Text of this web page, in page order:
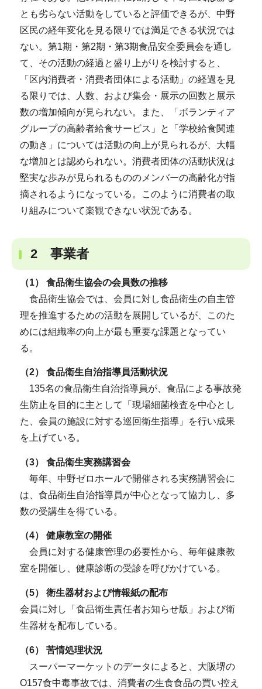
とも劣らない活動をしていると評価できるが、中野
区民の経年変化を見る限りでは満足できる状況では
ない。第1期・第2期・第3期食品安全委員会を通し
て、その活動の経過と盛り上がりを検討すると、
「区内消費者・消費者団体による活動」の経過を見
る限りでは、人数、および集会・展示の回数と展示
数の増加傾向が見られない。また、「ボランティア
グループの高齢者給食サービス」と「学校給食関連
の動き」については活動の向上が見られるが、大幅
な増加とは認められない。消費者団体の活動状況は
堅実な歩みが見られるもののメンバーの高齢化が指
摘されるようになっている。このように消費者の取
り組みについて楽観できない状況である。
2 事業者
（1） 食品衛生協会の会員数の推移
食品衛生協会では、会員に対し食品衛生の自主管
理を推進するための活動を展開しているが、このた
めには組織率の向上が最も重要な課題となってい
る。
（2） 食品衛生自治指導員活動状況
135名の食品衛生自治指導員が、食品による事故発
生防止を目的に主として「現場細菌検査を中心とし
た、会員の施設に対する巡回衛生指導」を行い成果
を上げている。
（3） 食品衛生実務講習会
毎年、中野ゼロホールで開催される実務講習会に
は、食品衛生自治指導員が中心となって協力し、多
数の受講生を得ている。
（4） 健康教室の開催
会員に対する健康管理の必要性から、毎年健康教
室を開催し、健康診断の受診を呼びかけている。
（5） 衛生器材および情報紙の配布
会員に対し「食品衛生責任者お知らせ版」および衛
生器材を配布している。
（6） 苦情処理状況
スーパーマーケットのデータによると、大阪堺の
O157食中毒事故では、消費者の生食食品の買い控え